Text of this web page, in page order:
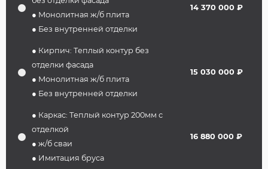
● Монолитная ж/б плита
● Без внутренней отделки
14 370 000 ₽
● Кирпич: Теплый контур без
отделки фасада
● Монолитная ж/б плита
● Без внутренней отделки
15 030 000 ₽
● Каркас: Теплый контур 200мм с
отделкой
● ж/б сваи
● Имитация бруса
16 880 000 ₽